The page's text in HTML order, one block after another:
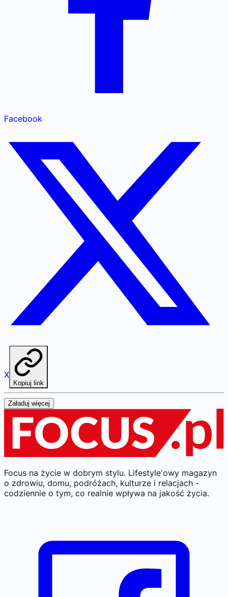
Facebook
X
Kopiuj link
Załaduj więcej
Focus na życie w dobrym stylu. Lifestyle'owy magazyn
o zdrowiu, domu, podróżach, kulturze i relacjach -
codziennie o tym, co realnie wpływa na jakość życia.